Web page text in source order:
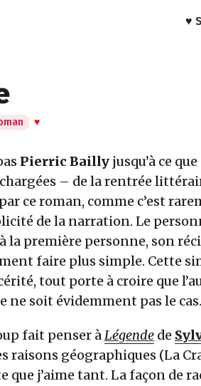
♥️
♥
Pierric Bailly jusqu’à ce
– de la rentrée
ce roman, comme c’est
de la narration. Le
la première personne, son
faire plus simple. Cette
tout porte à croire que
ne soit évidemment pas le cas.
fait penser àLégende de
raisons géographiques (La
j’aime tant. La façon de